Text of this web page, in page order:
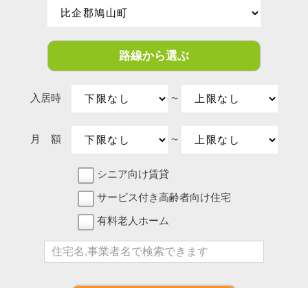
路線から選ぶ
入居時 〜
月 額 〜
シニア向け賃貸
サービス付き高齢者向け住宅
有料老人ホーム